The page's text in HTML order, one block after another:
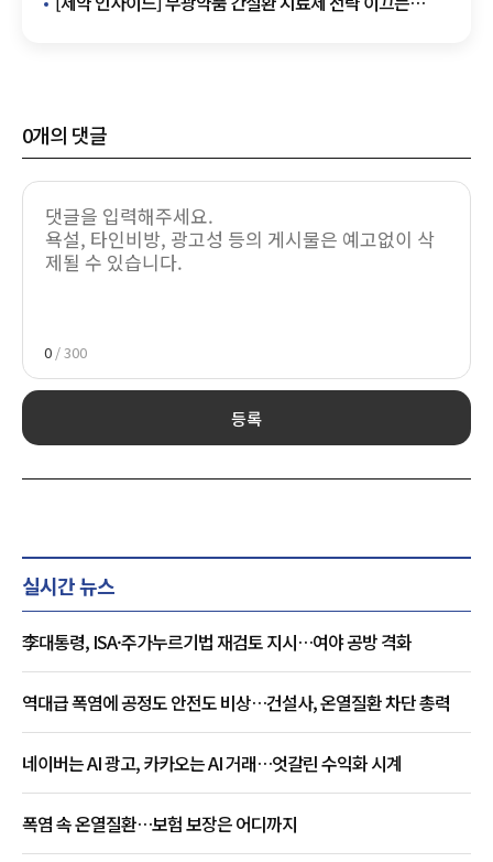
0개의 댓글
0 / 300
등록
실시간 뉴스
李대통령, ISA·주가누르기법 재검토 지시…여야 공방 격화
역대급 폭염에 공정도 안전도 비상…건설사, 온열질환 차단 총력
네이버는 AI 광고, 카카오는 AI 거래…엇갈린 수익화 시계
폭염 속 온열질환…보험 보장은 어디까지